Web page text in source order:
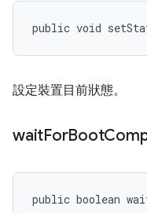
public void
設定裝置目前狀態。
waitForBoot
public boolean